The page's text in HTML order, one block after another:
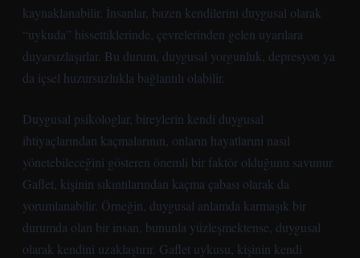
kaynaklanabilir. İnsanlar, bazen kendilerini duygusal olarak
“uykuda” hissettiklerinde, çevrelerinden gelen uyarılara
duyarsızlaşırlar. Bu durum, duygusal yorgunluk, depresyon ya
da içsel huzursuzlukla bağlantılı olabilir.
Duygusal psikologlar, bireylerin kendi duygusal
ihtiyaçlarından kaçmalarının, onların hayatlarını nasıl
yönetebileceğini gösteren önemli bir faktör olduğunu savunur.
Gaflet, kişinin sıkıntılarından kaçma çabası olarak da
yorumlanabilir. Örneğin, duygusal anlamda karmaşık bir
durumda olan bir insan, bununla yüzleşmektense, duygusal
olarak kendini uzaklaştırır. Gaflet uykusu, kişinin kendi